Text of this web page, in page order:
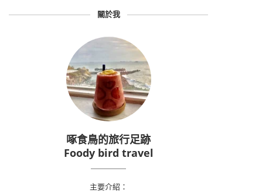
關於我
啄食鳥的旅行足跡
Foody bird travel
主要介紹：